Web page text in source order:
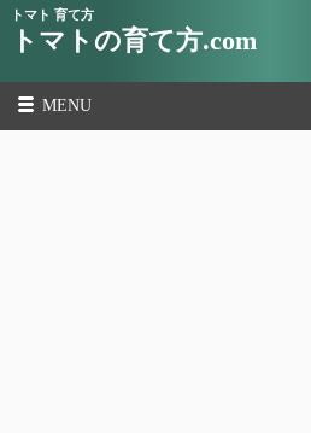
トマト 育て方
トマトの育て方.com
MENU